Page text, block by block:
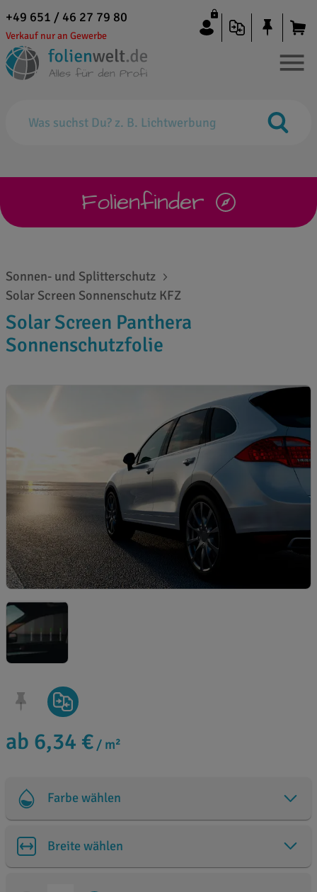
+49 651 / 46 27 79 80
Verkauf nur an Gewerbe
Folienfinder
Sonnen- und Splitterschutz
Solar Screen Sonnenschutz KFZ
Solar Screen Panthera
Sonnenschutzfolie
ab 6,34 € / m²
Farbe wählen
Breite wählen